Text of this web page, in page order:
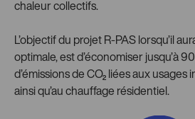
chaleur collectifs.
L’objectif du projet R-PAS lorsqu’il
optimale, est d’économiser jusqu’à
d’émissions de CO₂ liées aux
ainsi qu’au chauffage résidentiel.